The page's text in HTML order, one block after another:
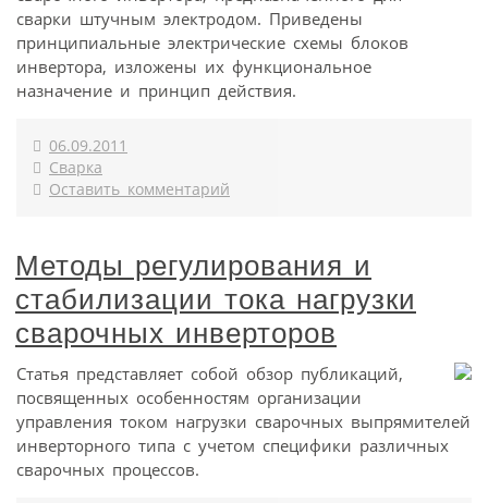
сварки штучным электродом. Приведены
принципиальные электрические схемы блоков
инвертора, изложены их функциональное
назначение и принцип действия.
06.09.2011
Сварка
Оставить комментарий
Методы регулирования и
стабилизации тока нагрузки
сварочных инверторов
Статья представляет собой обзор публикаций,
посвященных особенностям организации
управления током нагрузки сварочных выпрямителей
инверторного типа с учетом специфики различных
сварочных процессов.